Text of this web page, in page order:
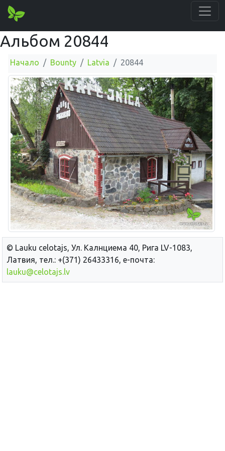
Альбом 20844
Начало Bounty Latvia 20844
© Lauku сelotajs, Ул. Калнциема 40, Рига LV-1083,
Латвия, тел.: +(371) 26433316, е-почта:
lauku@celotajs.lv